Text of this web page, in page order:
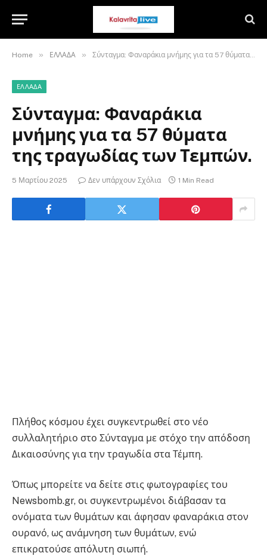
Home » ΕΛΛΑΔΑ » Σύνταγμα: Φαναράκια μνήμης για τα 57 θύματα της τραγωδίας των Τεμπών.
ΕΛΛΑΔΑ
Σύνταγμα: Φαναράκια
μνήμης για τα 57 θύματα
της τραγωδίας των Τεμπών.
5 Μαρτίου 2025 Δεν υπάρχουν Σχόλια 1 Min Read
Πλήθος κόσμου έχει συγκεντρωθεί στο νέο
συλλαλητήριο στο Σύνταγμα με στόχο την απόδοση
Δικαιοσύνης για την τραγωδία στα Τέμπη.
Όπως μπορείτε να δείτε στις φωτογραφίες του
Newsbomb.gr, οι συγκεντρωμένοι διάβασαν τα
ονόματα των θυμάτων και άφησαν φαναράκια στον
ουρανό, ως ανάμνηση των θυμάτων, ενώ
επικρατούσε απόλυτη σιωπή.